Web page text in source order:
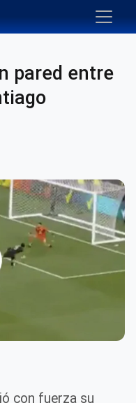
pared entre
con fuerza su